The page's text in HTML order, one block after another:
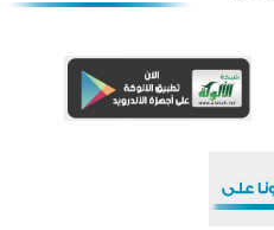
القرآن الكريم في أزناكاييف